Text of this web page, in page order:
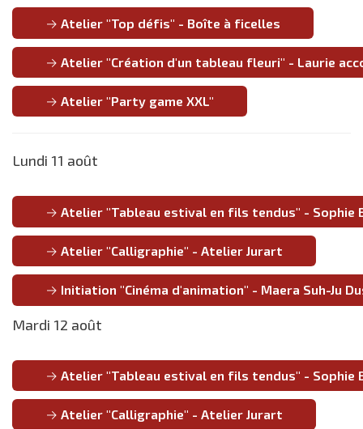
Atelier "Top défis" - Boîte à ficelles
Atelier "Création d'un tableau fleuri" - Laurie
Atelier "Party game XXL"
Lundi 11 août
Atelier "Tableau estival en fils tendus" - Sophie
Atelier "Calligraphie" - Atelier Jurart
Initiation "Cinéma d'animation" - Maera Suh-Ju
Mardi 12 août
Atelier "Tableau estival en fils tendus" - Sophie
Atelier "Calligraphie" - Atelier Jurart